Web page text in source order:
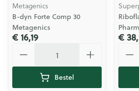
Metagenics
B-dyn Forte Comp 30
Metagenics
€ 16,19
Bestel
€